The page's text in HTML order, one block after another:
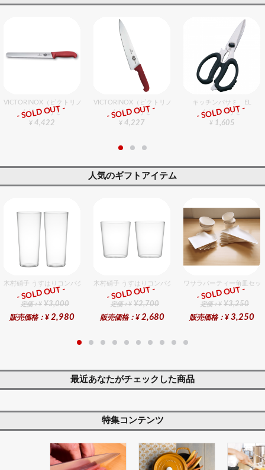
VICTORINOX（ビクトリノックス） ウェーブナイフ 36cm
包丁・ハサミ
¥ 4,422
- SOLD OUT -
VICTORINOX（ビクトリノックス） シェフナイフ（牛刀
包丁・ハサミ
¥ 4,227
- SOLD OUT -
キッチンバサミ EL
包丁・ハサミ
¥ 1,605
- SOLD OUT -
人気のギフトアイテム
木村硝子 うすはりコンパクト380cc ゾンビグラスギフトセット（2個入り）
ギフト
定価：¥ ¥3,000
販売価格：¥ 2,980
- SOLD OUT -
木村硝子 うすはりコンパクト270cc オールドグラスギフ
ギフト
定価：¥ ¥2,700
販売価格：¥ 2,680
- SOLD OUT -
ワサラパーティー角皿セッ
ギフト
定価：¥ ¥3,250
販売価格：¥ 3,250
- SOLD OUT -
最近あなたがチェックした商品
特集コンテンツ